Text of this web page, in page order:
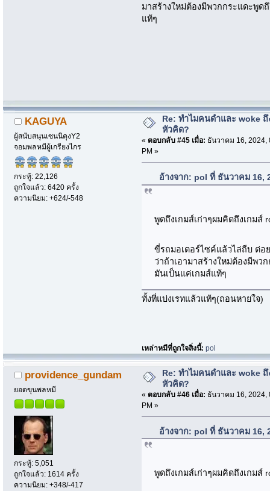
มาสร้างใหม่ต้องมีพวกกระแดะพู
แท้ๆ
KAGUYA
ผู้สนับสนุนเซนนิคุงY2
จอมพลหมีผู้เกรียงไกร
กระทู้: 22,126
ถูกใจแล้ว: 6420 ครั้ง
ความนิยม: +624/-548
Re: ทำไมคนดำและ woke ถึ
หัวคิด?
« ตอบกลับ #45 เมื่อ: ธันวาคม 16, 2024,
PM »
อ้างจาก: pol ที่ ธันวาคม 16,
พูดถึงเกมส์เก่าๆผมคิดถึงเกม
ขี่รถมอเตอร์ไซค์แล้วไล่ถีบ ต่
ว่าถ้าเอามาสร้างใหม่ต้องมีพ
มันเป็นแค่เกมส์แท้ๆ
ทั้งที่แบ่งเรทแล้วแท้ๆ(ถอนหายใจ)
เหล่าหมีที่ถูกใจสิ่งนี้:pol
providence_gundam
ยอดขุนพลหมี
กระทู้: 5,051
ถูกใจแล้ว: 1614 ครั้ง
ความนิยม: +348/-417
Re: ทำไมคนดำและ woke ถึ
หัวคิด?
« ตอบกลับ #46 เมื่อ: ธันวาคม 16, 2024,
PM »
อ้างจาก: pol ที่ ธันวาคม 16,
พูดถึงเกมส์เก่าๆผมคิดถึงเกม